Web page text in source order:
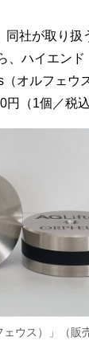
同社が取り扱
、ハイエン
（オルフェウ
円（1個／税込
ェウス）」（販